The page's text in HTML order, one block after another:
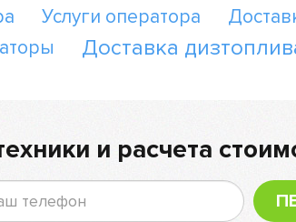
Услуги оператора
Доставка
и расчета